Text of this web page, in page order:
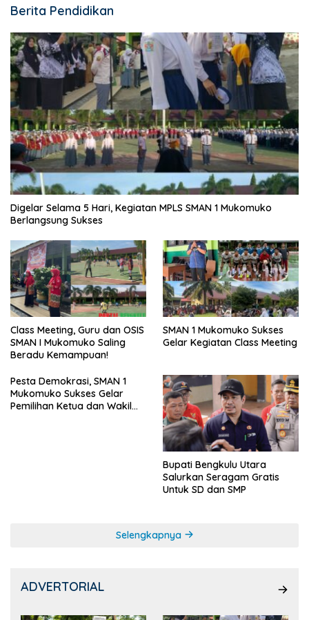
Berita Pendidikan
Digelar Selama 5 Hari, Kegiatan MPLS SMAN 1 Mukomuko
Berlangsung Sukses
Class Meeting, Guru dan OSIS
SMAN I Mukomuko Saling
Beradu Kemampuan!
SMAN 1 Mukomuko Sukses
Gelar Kegiatan Class Meeting
Pesta Demokrasi, SMAN 1
Mukomuko Sukses Gelar
Pemilihan Ketua dan Wakil
Bupati Bengkulu Utara
Salurkan Seragam Gratis
Untuk SD dan SMP
Selengkapnya
ADVERTORIAL